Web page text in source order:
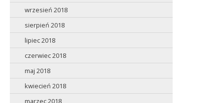
wrzesień 2018
sierpień 2018
lipiec 2018
czerwiec 2018
maj 2018
kwiecień 2018